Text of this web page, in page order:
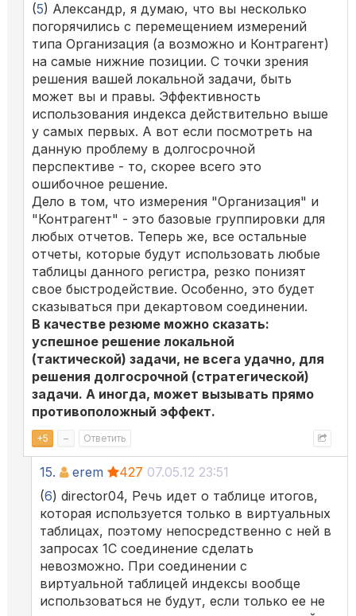
(5) Александр, я думаю, что вы несколько
погорячились с перемещением измерений
типа Организация (а возможно и Контрагент)
на самые нижние позиции. С точки зрения
решения вашей локальной задачи, быть
может вы и правы. Эффективность
использования индекса действительно выше
у самых первых. А вот если посмотреть на
данную проблему в долгосрочной
перспективе - то, скорее всего это
ошибочное решение.
Дело в том, что измерения "Организация" и
"Контрагент" - это базовые группировки для
любых отчетов. Теперь же, все остальные
отчеты, которые будут использовать любые
таблицы данного регистра, резко понизят
свое быстродействие. Особенно, это будет
сказываться при декартовом соединении.
В качестве резюме можно сказать:
успешное решение локальной
(тактической) задачи, не всега удачно, для
решения долгосрочной (стратегической)
задачи. А иногда, может вызывать прямо
противоположный эффект.
+5 – Ответить
15. erem 427 07.05.12 23:51
(6) director04, Речь идет о таблице итогов,
которая используется только в виртуальных
таблицах, поэтому непосредственно с ней в
запросах 1С соединение сделать
невозможно. При соединении с
виртуальной таблицей индексы вообще
использоваться не будут, если только ее не